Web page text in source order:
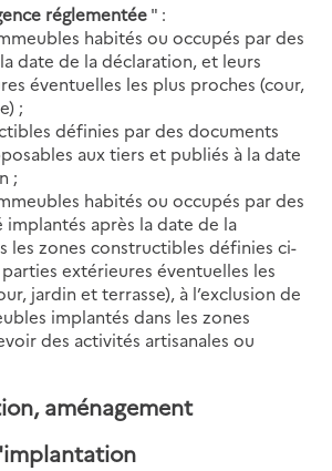
réglementée" :
habités ou occupés par des
date de la déclaration, et leurs
éventuelles les plus proches (cour,
;
définies par des documents
aux tiers et publiés à la date
;
habités ou occupés par des
après la date de la
les zones constructibles définies ci-
extérieures éventuelles les
jardin et terrasse), à l’exclusion de
implantés dans les zones
des activités artisanales ou
aménagement